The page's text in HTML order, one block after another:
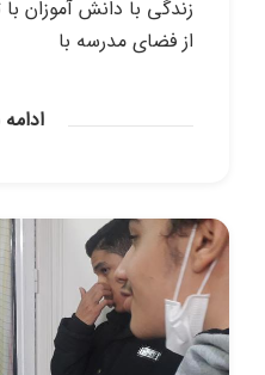
زندگی با دانش آموزان
از فضای مدرسه با